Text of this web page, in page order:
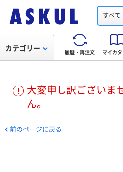
すべて
履歴・再注文 マイカタ
カテゴリー
大変申し訳ございま
ん。
前のページに戻る